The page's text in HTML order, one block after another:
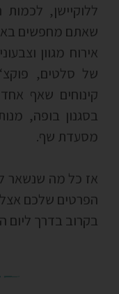
ללוקיישן, לכמות
שאתם מחפשים
אירוח מגוון
של סלטים,
קינוחים שאף
בסגנון בופה,
מסעדת שף.
אז כל מה שנשאר
הפרטים שלכם
בקרוב בדרך ליום